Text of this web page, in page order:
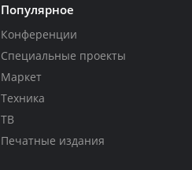
Популярное
Конференции
Специальные проекты
Маркет
Техника
ТВ
Печатные издания